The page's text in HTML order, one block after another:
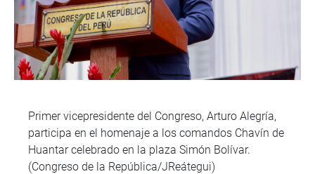
Primer vicepresidente del Congreso, Arturo Alegría,
participa en el homenaje a los comandos Chavín de
Huantar celebrado en la plaza Simón Bolívar.
(Congreso de la República/JReátegui)